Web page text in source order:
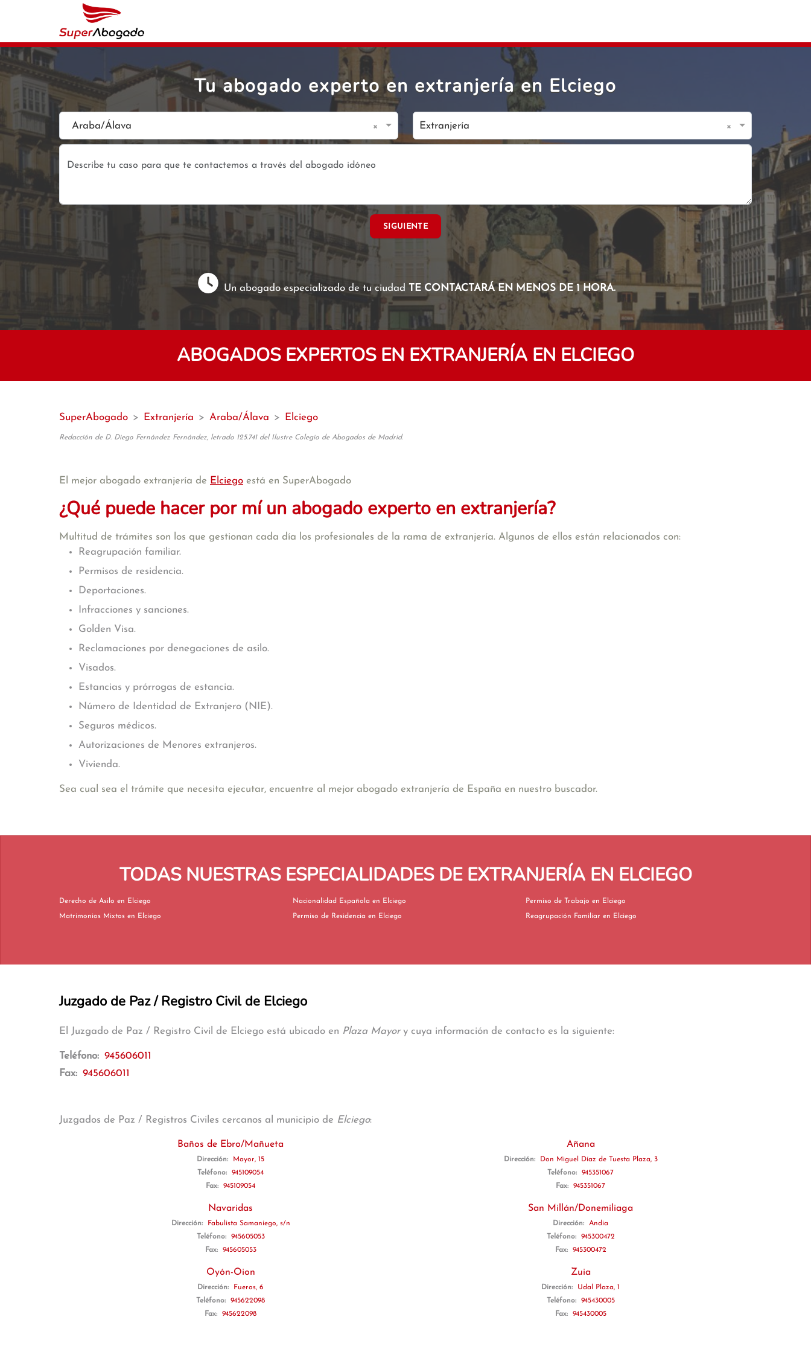
Tu abogado experto en extranjería en Elciego
Araba/Álava × Extranjería ×
SIGUIENTE
Un abogado especializado de tu ciudad TE CONTACTARÁ EN MENOS DE 1 HORA.
ABOGADOS EXPERTOS EN EXTRANJERÍA EN ELCIEGO
SuperAbogado > Extranjería > Araba/Álava > Elciego
Redacción de D. Diego Fernández Fernández, letrado 125.741 del Ilustre Colegio de Abogados de Madrid.
El mejor abogado extranjería de Elciego está en SuperAbogado
¿Qué puede hacer por mí un abogado experto en extranjería?
Multitud de trámites son los que gestionan cada día los profesionales de la rama de extranjería. Algunos de ellos están relacionados con:
Reagrupación familiar.
Permisos de residencia.
Deportaciones.
Infracciones y sanciones.
Golden Visa.
Reclamaciones por denegaciones de asilo.
Visados.
Estancias y prórrogas de estancia.
Número de Identidad de Extranjero (NIE).
Seguros médicos.
Autorizaciones de Menores extranjeros.
Vivienda.
Sea cual sea el trámite que necesita ejecutar, encuentre al mejor abogado extranjería de España en nuestro buscador.
TODAS NUESTRAS ESPECIALIDADES DE EXTRANJERÍA EN ELCIEGO
Derecho de Asilo en Elciego
Matrimonios Mixtos en Elciego
Nacionalidad Española en Elciego
Permiso de Residencia en Elciego
Permiso de Trabajo en Elciego
Reagrupación Familiar en Elciego
Juzgado de Paz / Registro Civil de Elciego
El Juzgado de Paz / Registro Civil de Elciego está ubicado en Plaza Mayory cuya información de contacto es la siguiente:
Teléfono: 945606011
Fax: 945606011
Juzgados de Paz / Registros Civiles cercanos al municipio de Elciego:
Baños de Ebro/Mañueta
Dirección:
Mayor, 15
Teléfono:
945109054
Fax:
945109054
Navaridas
Dirección:
Fabulista Samaniego, s/n
Teléfono:
945605053
Fax:
945605053
Oyón-Oion
Dirección:
Fueros, 6
Teléfono:
945622098
Fax:
945622098
Añana
Dirección:
Don Miguel Díaz de Tuesta Plaza, 3
Teléfono:
945351067
Fax:
945351067
San Millán/Donemiliaga
Dirección:
Andia
Teléfono:
945300472
Fax:
945300472
Zuia
Dirección:
Udal Plaza, 1
Teléfono:
945430005
Fax:
945430005